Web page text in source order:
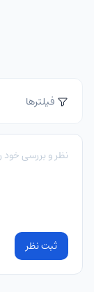
فیلترها
ثبت نظر